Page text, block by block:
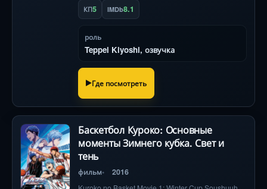
КП5 IMDb8.1
роль
Teppei Kiyoshi, озвучка
Где посмотреть
Баскетбол Куроко: Основные
моменты Зимнего кубка. Свет и
тень
фильм 2016